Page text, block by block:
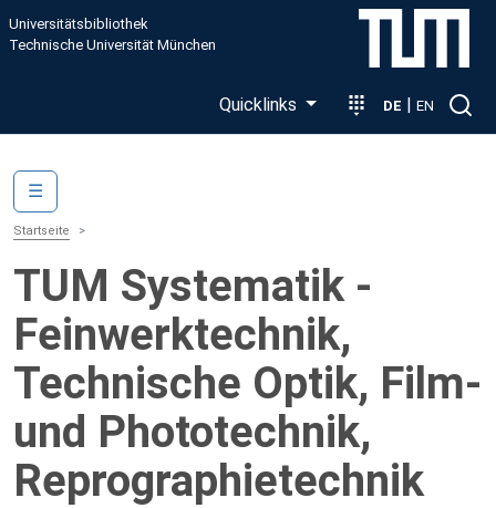
Direkt zum Inhalt
Universitätsbibliothek
Technische Universität München
Quicklinks DE | EN
Startseite
TUM Systematik -
Feinwerktechnik,
Technische Optik, Film-
und Phototechnik,
Reprographietechnik
☰